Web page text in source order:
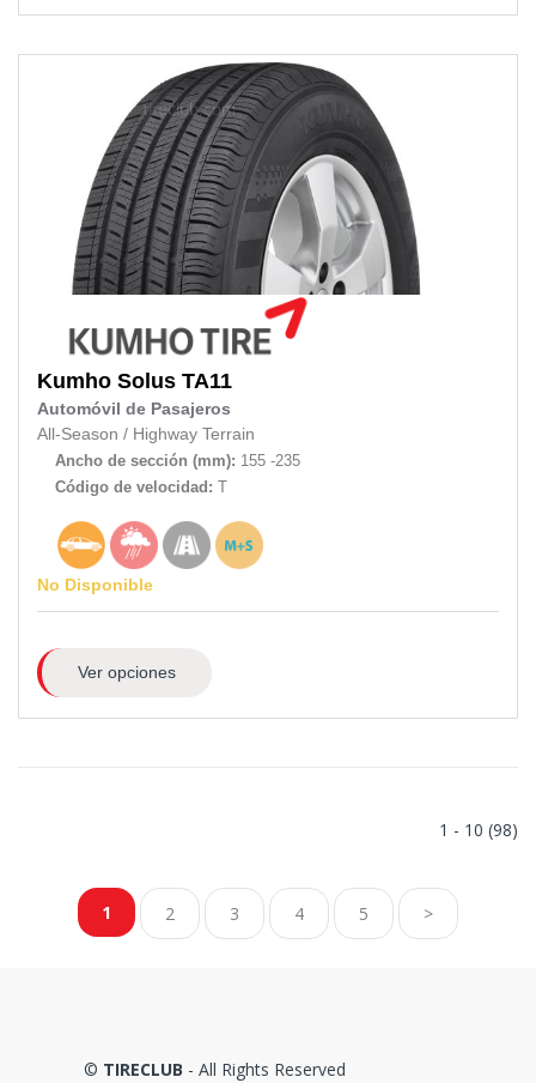
Kumho Solus TA11
Automóvil de Pasajeros
All-Season / Highway Terrain
Ancho de sección (mm): 155 -235
Código de velocidad: T
No Disponible
Ver opciones
1 - 10 (98)
1 2 3 4 5 >
© TIRECLUB - All Rights Reserved